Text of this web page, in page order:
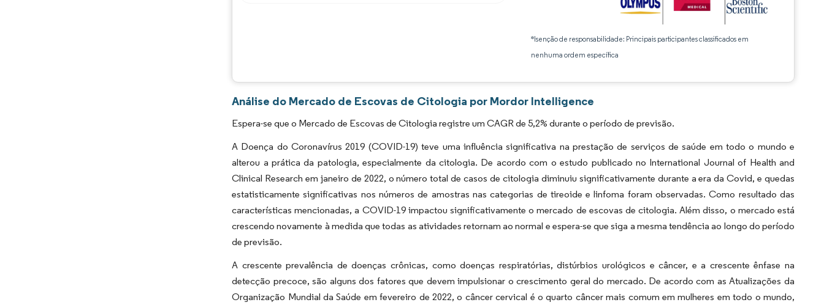
*Isenção de responsabilidade: Principais participantes classificados em
nenhuma ordem específica
Análise do Mercado de Escovas de Citologia por Mordor Intelligence
Espera-se que o Mercado de Escovas de Citologia registre um CAGR de 5,2% durante o período de previsão.
A Doença do Coronavírus 2019 (COVID-19) teve uma influência significativa na prestação de serviços de saúde em todo o mundo e
alterou a prática da patologia, especialmente da citologia. De acordo com o estudo publicado no International Journal of Health and
Clinical Research em janeiro de 2022, o número total de casos de citologia diminuiu significativamente durante a era da Covid, e quedas
estatisticamente significativas nos números de amostras nas categorias de tireoide e linfoma foram observadas. Como resultado das
características mencionadas, a COVID-19 impactou significativamente o mercado de escovas de citologia. Além disso, o mercado está
crescendo novamente à medida que todas as atividades retornam ao normal e espera-se que siga a mesma tendência ao longo do período
de previsão.
A crescente prevalência de doenças crônicas, como doenças respiratórias, distúrbios urológicos e câncer, e a crescente ênfase na
detecção precoce, são alguns dos fatores que devem impulsionar o crescimento geral do mercado. De acordo com as Atualizações da
Organização Mundial da Saúde em fevereiro de 2022, o câncer cervical é o quarto câncer mais comum em mulheres em todo o mundo,